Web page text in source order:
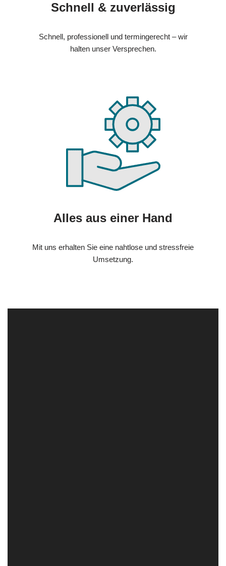
Schnell & zuverlässig
Schnell, professionell und termingerecht – wir
halten unser Versprechen.
Alles aus einer Hand
Mit uns erhalten Sie eine nahtlose und stressfreie
Umsetzung.